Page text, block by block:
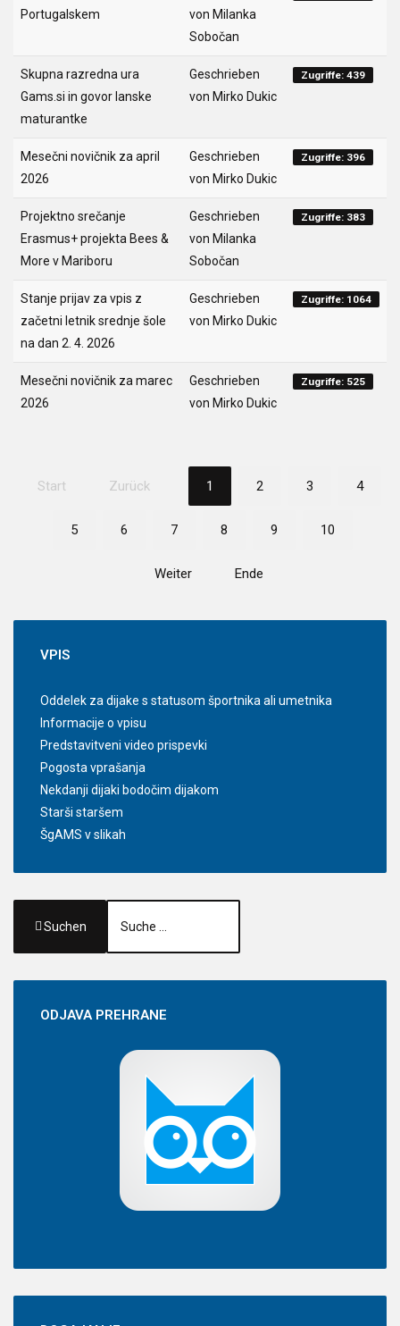
Portugalskem
von Milanka
Sobočan
Skupna razredna ura
Gams.si in govor lanske
maturantke
Geschrieben
von Mirko Dukic
Zugriffe: 439
Mesečni novičnik za april
2026
Geschrieben
von Mirko Dukic
Zugriffe: 396
Projektno srečanje
Erasmus+ projekta Bees &
More v Mariboru
Geschrieben
von Milanka
Sobočan
Zugriffe: 383
Stanje prijav za vpis z
začetni letnik srednje šole
na dan 2. 4. 2026
Geschrieben
von Mirko Dukic
Zugriffe: 1064
Mesečni novičnik za marec
2026
Geschrieben
von Mirko Dukic
Zugriffe: 525
Start Zurück 1 2 3 4
5 6 7 8 9 10
Weiter Ende
VPIS
Oddelek za dijake s statusom športnika ali umetnika
Informacije o vpisu
Predstavitveni video prispevki
Pogosta vprašanja
Nekdanji dijaki bodočim dijakom
Starši staršem
ŠgAMS v slikah
Suchen
ODJAVAPREHRANE